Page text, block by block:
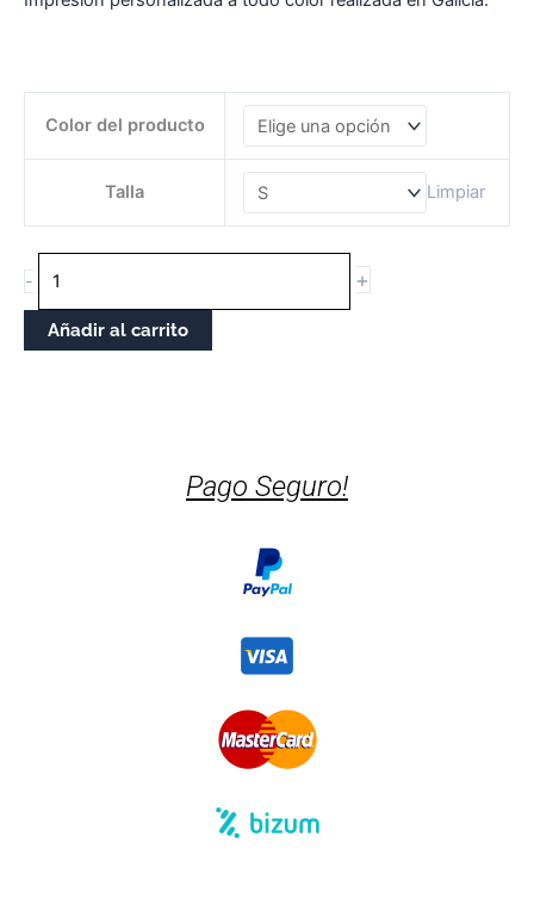
Color del producto
Talla Limpiar
-
UNISEX
TEÑO
+
Añadir al carrito
Pago Seguro!